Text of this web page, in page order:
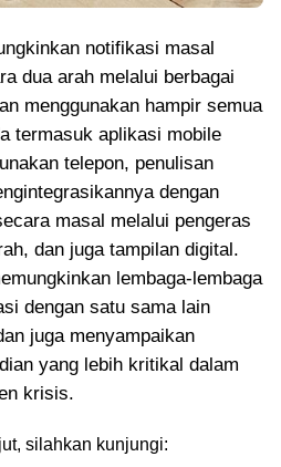
notifikasi masal
dua arah melalui berbagai
menggunakan hampir semua
termasuk aplikasi mobile
telepon, penulisan
dengan
masal melalui pengeras
dan juga tampilan digital.
lembaga-lembaga
dengan satu sama lain
juga menyampaikan
yang lebih kritikal dalam
krisis.
silahkan kunjungi: